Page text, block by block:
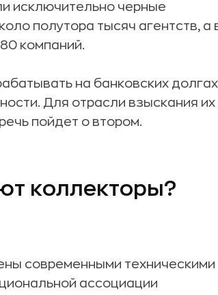
исключительно черные
полутора тысяч агентств, а
компаний.
на банковских
Для отрасли взыскания их
пойдет о втором.
коллекторы?
современными техническими
ассоциации